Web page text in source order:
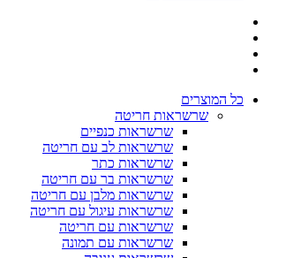
כל המוצרים
שרשראות חריטה
שרשראות כנפיים
שרשראות לב עם חריטה
שרשראות כתר
שרשראות בר עם חריטה
שרשראות מלבן עם חריטה
שרשראות עיגול עם חריטה
שרשראות עם חריטה
שרשראות עם תמונה